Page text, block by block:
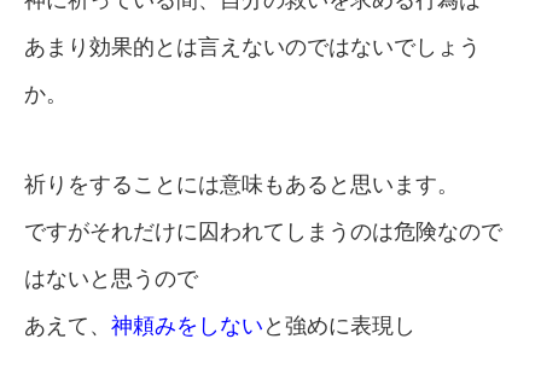
あまり効果的とは言えないのではないでしょう
か。
祈りをすることには意味もあると思います。
ですがそれだけに囚われてしまうのは危険なので
はないと思うので
あえて、 神頼みをしない と強めに表現し